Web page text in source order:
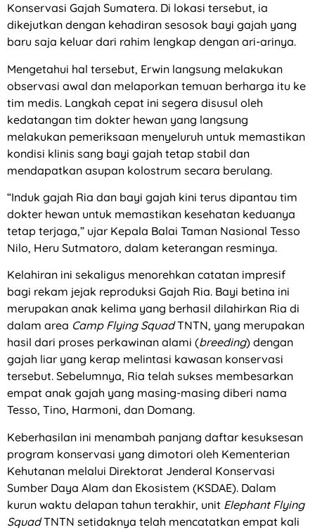
Konservasi Gajah Sumatera. Di lokasi tersebut, ia
dikejutkan dengan kehadiran sesosok bayi gajah yang
baru saja keluar dari rahim lengkap dengan ari-arinya.
Mengetahui hal tersebut, Erwin langsung melakukan
observasi awal dan melaporkan temuan berharga itu ke
tim medis. Langkah cepat ini segera disusul oleh
kedatangan tim dokter hewan yang langsung
melakukan pemeriksaan menyeluruh untuk memastikan
kondisi klinis sang bayi gajah tetap stabil dan
mendapatkan asupan kolostrum secara berulang.
“Induk gajah Ria dan bayi gajah kini terus dipantau tim
dokter hewan untuk memastikan kesehatan keduanya
tetap terjaga,” ujar Kepala Balai Taman Nasional Tesso
Nilo, Heru Sutmatoro, dalam keterangan resminya.
Kelahiran ini sekaligus menorehkan catatan impresif
bagi rekam jejak reproduksi Gajah Ria. Bayi betina ini
merupakan anak kelima yang berhasil dilahirkan Ria di
dalam area Camp Flying SquadTNTN, yang merupakan
hasil dari proses perkawinan alami (breeding) dengan
gajah liar yang kerap melintasi kawasan konservasi
tersebut. Sebelumnya, Ria telah sukses membesarkan
empat anak gajah yang masing-masing diberi nama
Tesso, Tino, Harmoni, dan Domang.
Keberhasilan ini menambah panjang daftar kesuksesan
program konservasi yang dimotori oleh Kementerian
Kehutanan melalui Direktorat Jenderal Konservasi
Sumber Daya Alam dan Ekosistem (KSDAE). Dalam
kurun waktu delapan tahun terakhir, unit Elephant Flying
SquadTNTN setidaknya telah mencatatkan empat kali